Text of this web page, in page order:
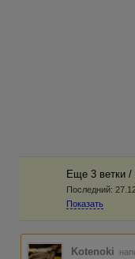
Еще 3 ветки /
Последний:
Показать
Kotenoki